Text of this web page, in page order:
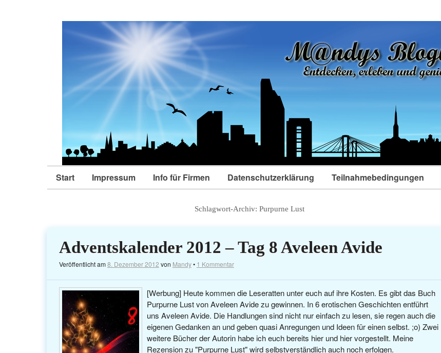
Start Impressum Info für Firmen Datenschutzerklärung Teilnahmebedingungen
Schlagwort-Archiv:Purpurne Lust
Adventskalender 2012 – Tag 8 Aveleen Avide
Veröffentlicht am8. Dezember 2012 von Mandy• 1 Kommentar
[Werbung] Heute kommen die Leseratten unter euch auf ihre Kosten. Es gibt das Buch
Purpurne Lust von Aveleen Avide zu gewinnen. In 6 erotischen Geschichten entführt
uns Aveleen Avide. Die Handlungen sind nicht nur einfach zu lesen, sie regen auch die
eigenen Gedanken an und geben quasi Anregungen und Ideen für einen selbst. ;o) Zwei
weitere Bücher der Autorin habe ich euch bereits hier und hier vorgestellt. Meine
Rezension zu "Purpurne Lust" wird selbstverständlich auch noch erfolgen.